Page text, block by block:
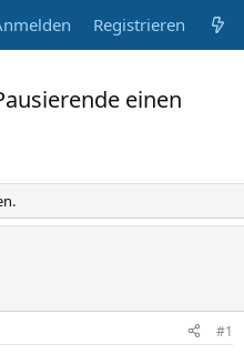
Registrieren
einen
#1